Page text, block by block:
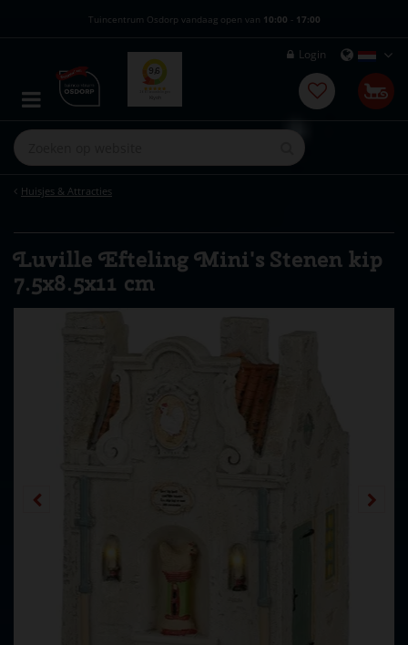
Huisjes & Attracties
Tuincentrum Osdorp vandaag open van 10:00 - 17:00
Login
Luville Efteling Mini's Stenen kip
7.5x8.5x11 cm